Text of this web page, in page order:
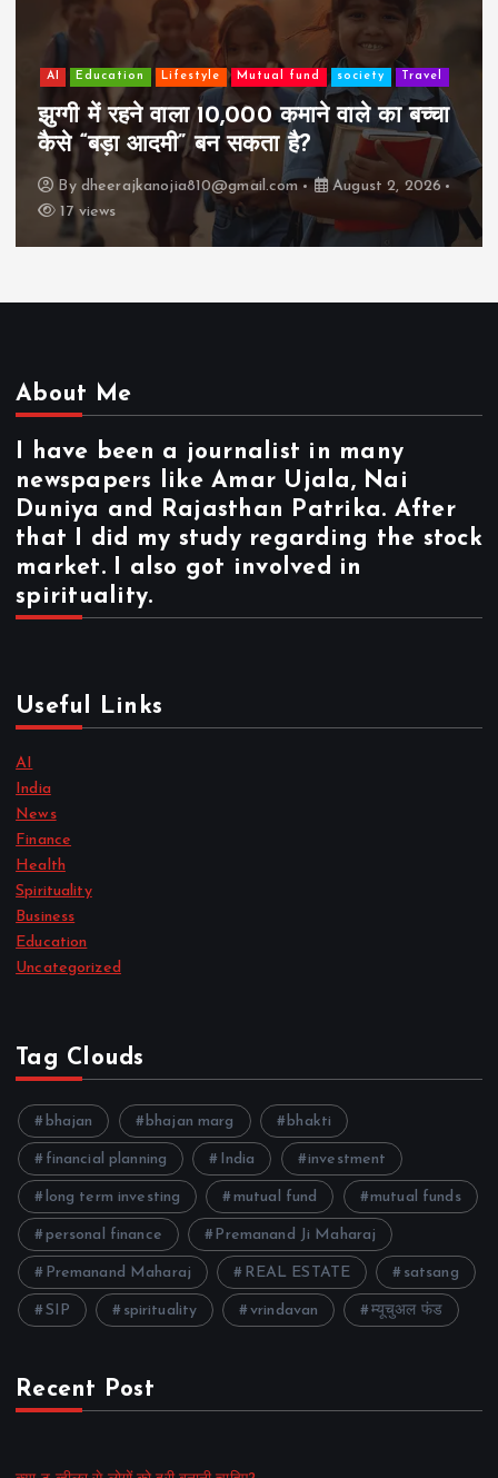
AI Education Lifestyle Mutual fund society Travel
झुग्गी में रहने वाला 10,000 कमाने वाले का बच्चा
कैसे “बड़ा आदमी” बन सकता है?
By dheerajkanojia810@gmail.com
August 2, 2026
17 views
About Me
I have been a journalist in many
newspapers like Amar Ujala, Nai
Duniya and Rajasthan Patrika. After
that I did my study regarding the stock
market. I also got involved in
spirituality.
Useful Links
AI
India
News
Finance
Health
Spirituality
Business
Education
Uncategorized
Tag Clouds
bhajan bhajan marg bhakti
financial planning India investment
long term investing mutual fund mutual funds
personal finance Premanand Ji Maharaj
Premanand Maharaj REAL ESTATE satsang
SIP spirituality vrindavan म्यूचुअल फंड
Recent Post